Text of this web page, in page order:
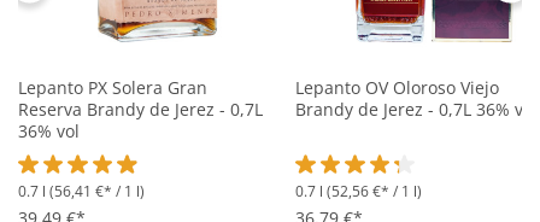
Lepanto PX Solera Gran
Reserva Brandy de Jerez - 0,7L
36% vol
Durchschnittliche Bewertung von 4.9 von 5 Sternen
0.7 l (56,41 €* / 1 l)
Lepanto OV Oloroso Viejo
Brandy de Jerez - 0,7L 36% vol
Durchschnittliche
0.7 l (52,56 €* / 1 l)